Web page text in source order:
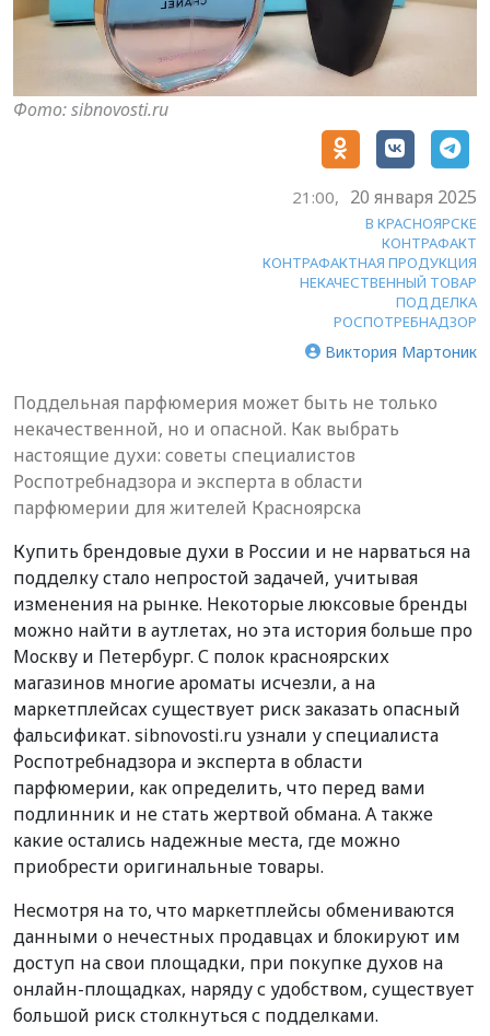
Фото: sibnovosti.ru
21:00, 20 января 2025
В КРАСНОЯРСКЕ
КОНТРАФАКТ
КОНТРАФАКТНАЯ ПРОДУКЦИЯ
НЕКАЧЕСТВЕННЫЙ ТОВАР
ПОДДЕЛКА
РОСПОТРЕБНАДЗОР
Виктория Мартоник
Поддельная парфюмерия может быть не только
некачественной, но и опасной. Как выбрать
настоящие духи: советы специалистов
Роспотребнадзора и эксперта в области
парфюмерии для жителей Красноярска
Купить брендовые духи в России и не нарваться на
подделку стало непростой задачей, учитывая
изменения на рынке. Некоторые люксовые бренды
можно найти в аутлетах, но эта история больше про
Москву и Петербург. С полок красноярских
магазинов многие ароматы исчезли, а на
маркетплейсах существует риск заказать опасный
фальсификат. sibnovosti.ru узнали у специалиста
Роспотребнадзора и эксперта в области
парфюмерии, как определить, что перед вами
подлинник и не стать жертвой обмана. А также
какие остались надежные места, где можно
приобрести оригинальные товары.
Несмотря на то, что маркетплейсы обмениваются
данными о нечестных продавцах и блокируют им
доступ на свои площадки, при покупке духов на
онлайн-площадках, наряду с удобством, существует
большой риск столкнуться с подделками.